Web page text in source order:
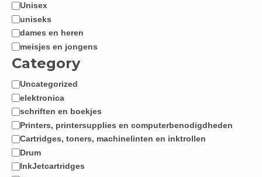
Jongen
/
Meisje:
Unisex
uniseks
dames en heren
meisjes en jongens
Category
Categorie
Uncategorized
elektronica
schriften en boekjes
Printers, printersupplies en computerbenodigdheden
Cartridges, toners, machinelinten en inktrollen
Drum
InkJetcartridges